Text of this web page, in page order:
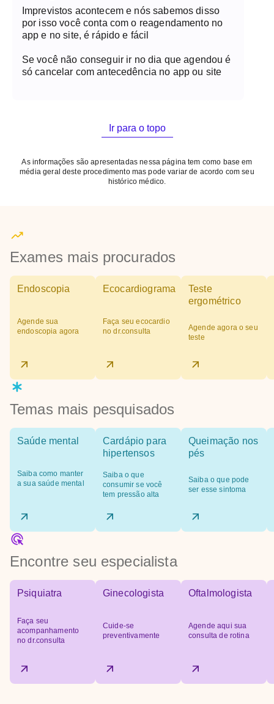
Imprevistos acontecem e nós sabemos disso
por isso você conta com o reagendamento no
app e no site, é rápido e fácil
Se você não conseguir ir no dia que agendou é
só cancelar com antecedência no app ou site
Ir para o topo
As informações são apresentadas nessa página tem como base em
média geral deste procedimento mas pode variar de acordo com seu
histórico médico.
Exames mais procurados
Endoscopia
Agende sua
endoscopia agora
Ecocardiograma
Faça seu ecocardio
no dr.consulta
Teste
ergométrico
Agende agora o seu
teste
Temas mais pesquisados
Saúde mental
Saiba como manter
a sua saúde mental
Cardápio para
hipertensos
Saiba o que
consumir se você
tem pressão alta
Queimação nos
pés
Saiba o que pode
ser esse sintoma
Encontre seu especialista
Psiquiatra
Faça seu
acompanhamento
no dr.consulta
Ginecologista
Cuide-se
preventivamente
Oftalmologista
Agende aqui sua
consulta de rotina